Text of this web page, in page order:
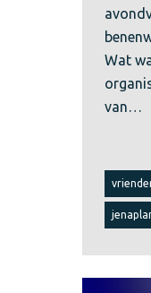
Wat
van…